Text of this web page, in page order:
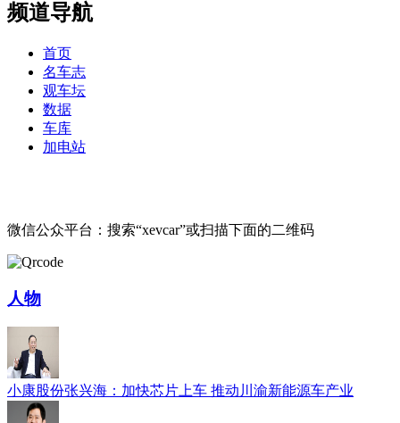
频道导航
首页
名车志
观车坛
数据
车库
加电站
微信公众平台：搜索“xevcar”或扫描下面的二维码
人物
小康股份张兴海：加快芯片上车 推动川渝新能源车产业